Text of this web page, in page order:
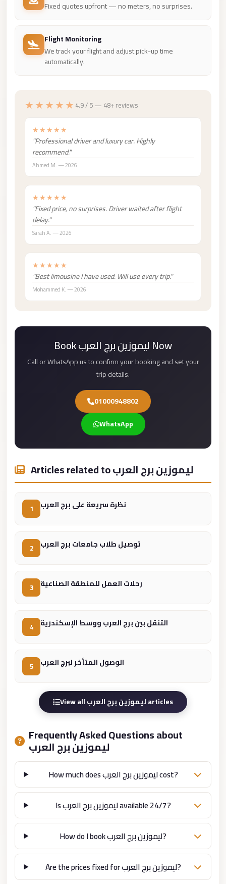
Fixed quotes upfront — no meters, no surprises.
Flight Monitoring
We track your flight and adjust pick-up time
automatically.
★★★★★ 4.9 / 5 — 48+ reviews
★★★★★
"Professional driver and luxury car. Highly
recommend."
Ahmed M. — 2026
★★★★★
"Fixed price, no surprises. Driver waited after flight
delay."
Sarah A. — 2026
★★★★★
"Best limousine I have used. Will use every trip."
Mohammed K. — 2026
Book ليموزين برج العرب Now
Call or WhatsApp us to confirm your booking and set your
trip details.
01000948802
WhatsApp
Articles related to ليموزين برج العرب
1 نظرة سريعة على برج العرب
2 توصيل طلاب جامعات برج العرب
3 رحلات العمل للمنطقة الصناعية
4 التنقل بين برج العرب ووسط الإسكندرية
5 الوصول المتأخر لبرج العرب
View all ليموزين برج العرب articles
Frequently Asked Questions about
ليموزين برج العرب
How much does ليموزين برج العرب cost?
Is ليموزين برج العرب available 24/7?
How do I book ليموزين برج العرب?
Are the prices fixed for ليموزين برج العرب?
Mercedes
Rental
Matrouh
Limousine
Mansoura
Limousine
Service
Mansoura
Limousine
Madinaty
Limousine
Service
Madinaty
Limousine
Limousine
Service
Limousine
Limousine
london
limozen
service
Limousine
Service
Airport
Service
Alexandria
limousine
mercedes
limousine
merc
Limousine
Cairo
Alexandria